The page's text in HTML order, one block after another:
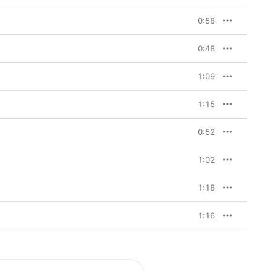
0:58
0:48
1:09
1:15
0:52
1:02
1:18
1:16